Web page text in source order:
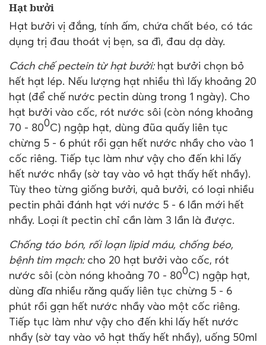
Hạt bưởi
Hạt bưởi vị đắng, tính ấm, chứa chất béo, có tác
dụng trị đau thoát vị bẹn, sa đì, đau dạ dày.
Cách chế pectein từ hạt bưởi: hạt bưởi chọn bỏ
hết hạt lép. Nếu lượng hạt nhiều thì lấy khoảng 20
hạt (để chế nước pectin dùng trong 1 ngày). Cho
hạt bưởi vào cốc, rót nước sôi (còn nóng khoảng
70 - 800C) ngập hạt, dùng đũa quấy liên tục
chừng 5 - 6 phút rồi gạn hết nước nhầy cho vào 1
cốc riêng. Tiếp tục làm như vậy cho đến khi lấy
hết nước nhầy (sờ tay vào vỏ hạt thấy hết nhầy).
Tùy theo từng giống bưởi, quả bưởi, có loại nhiều
pectin phải đánh hạt với nước 5 - 6 lần mới hết
nhầy. Loại ít pectin chỉ cần làm 3 lần là được.
Chống táo bón, rối loạn lipid máu, chống béo,
bệnh tim mạch: cho 20 hạt bưởi vào cốc, rót
nước sôi (còn nóng khoảng 70 - 800C) ngập hạt,
dùng dĩa nhiều răng quấy liên tục chừng 5 - 6
phút rồi gạn hết nước nhầy vào một cốc riêng.
Tiếp tục làm như vậy cho đến khi lấy hết nước
nhầy (sờ tay vào vỏ hạt thấy hết nhầy), uống 50ml